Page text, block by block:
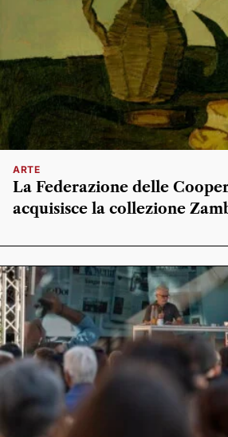
ARTE
La Federazione delle
acquisisce la collezione